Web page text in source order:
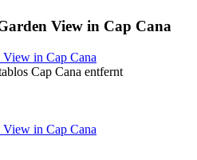
View in Cap Cana
in Cap Cana
Cap Cana entfernt
in Cap Cana